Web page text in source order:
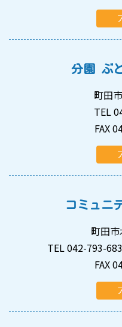
分園 ぶ
町田
TEL
FAX
コミュニ
町田
TEL 042-793-
FAX